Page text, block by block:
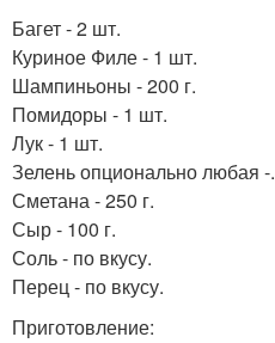
Багет - 2 шт.
Куриное Филе - 1 шт.
Шампиньоны - 200 г.
Помидоры - 1 шт.
Лук - 1 шт.
Зелень опционально любая -.
Сметана - 250 г.
Сыр - 100 г.
Соль - по вкусу.
Перец - по вкусу.
Приготовление: